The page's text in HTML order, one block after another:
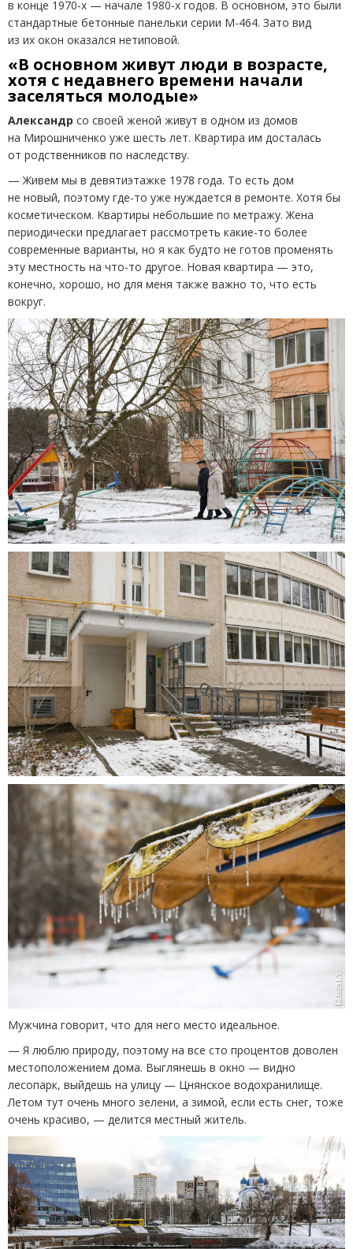
в конце 1970-х — начале 1980-х годов. В основном, это были
стандартные бетонные панельки серии М-464. Зато вид
из их окон оказался нетиповой.
«В основном живут люди в возрасте,
хотя с недавнего времени начали
заселяться молодые»
Александр со своей женой живут в одном из домов
на Мирошниченко уже шесть лет. Квартира им досталась
от родственников по наследству.
— Живем мы в девятиэтажке 1978 года. То есть дом
не новый, поэтому где-то уже нуждается в ремонте. Хотя бы
косметическом. Квартиры небольшие по метражу. Жена
периодически предлагает рассмотреть какие-то более
современные варианты, но я как будто не готов променять
эту местность на что-то другое. Новая квартира — это,
конечно, хорошо, но для меня также важно то, что есть
вокруг.
Мужчина говорит, что для него место идеальное.
— Я люблю природу, поэтому на все сто процентов доволен
местоположением дома. Выглянешь в окно — видно
лесопарк, выйдешь на улицу — Цнянское водохранилище.
Летом тут очень много зелени, а зимой, если есть снег, тоже
очень красиво, — делится местный житель.